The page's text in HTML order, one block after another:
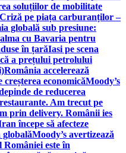
soluțiilor de mobilitate
Criză pe piața carburanților –
globală sub presiune:
cu Bavaria pentru
în țarăIasi pe scena
a prețului petrolului
România accelerează
economicăMoody’s
de reducerea
Am trecut pe
prin delivery. Românii ies
începe să afecteze
Moody’s avertizează
este în